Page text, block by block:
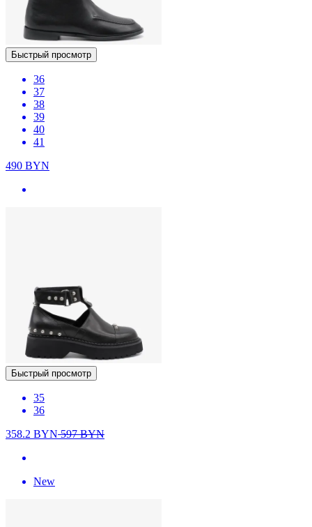
Быстрый просмотр
36
37
38
39
40
41
490 BYN
Быстрый просмотр
35
36
358.2 BYN597BYN
New